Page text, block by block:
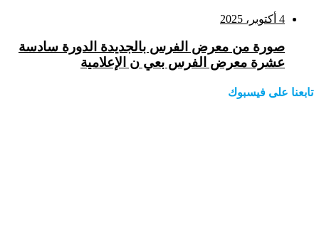
4 أكتوبر، 2025
صورة من معرض الفرس بالجديدة الدورة سادسة
عشرة معرض الفرس بعي ن الإعلامية
تابعنا على فيسبوك